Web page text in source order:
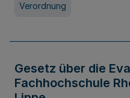
Verordnung
Gesetz über die
Fachhochschule